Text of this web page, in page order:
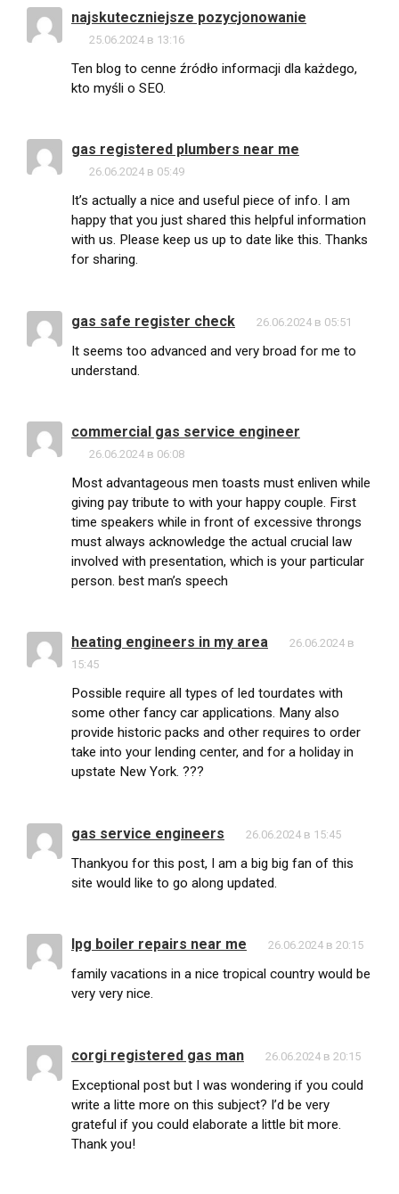
najskuteczniejsze pozycjonowanie
25.06.2024 в 13:16
Ten blog to cenne źródło informacji dla każdego,
kto myśli o SEO.
gas registered plumbers near me
26.06.2024 в 05:49
It’s actually a nice and useful piece of info. I am
happy that you just shared this helpful information
with us. Please keep us up to date like this. Thanks
for sharing.
gas safe register check 26.06.2024 в 05:51
It seems too advanced and very broad for me to
understand.
commercial gas service engineer
26.06.2024 в 06:08
Most advantageous men toasts must enliven while
giving pay tribute to with your happy couple. First
time speakers while in front of excessive throngs
must always acknowledge the actual crucial law
involved with presentation, which is your particular
person. best man’s speech
heating engineers in my area
26.06.2024 в
15:45
Possible require all types of led tourdates with
some other fancy car applications. Many also
provide historic packs and other requires to order
take into your lending center, and for a holiday in
upstate New York. ???
gas service engineers 26.06.2024 в 15:45
Thankyou for this post, I am a big big fan of this
site would like to go along updated.
lpg boiler repairs near me 26.06.2024 в 20:15
family vacations in a nice tropical country would be
very very nice.
corgi registered gas man 26.06.2024 в 20:15
Exceptional post but I was wondering if you could
write a litte more on this subject? I’d be very
grateful if you could elaborate a little bit more.
Thank you!